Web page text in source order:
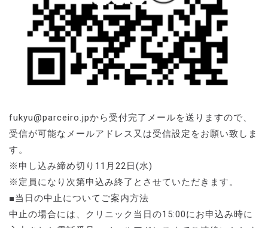
fukyu@parceiro.jpから受付完了メールを送りますので、
受信が可能なメールアドレス又は受信設定をお願い致しま
す。
※申し込み締め切り11月22日(水)
※定員になり次第申込み終了とさせていただきます。
■当日の中止についてご案内方法
中止の場合には、クリニック当日の15:00にお申込み時に